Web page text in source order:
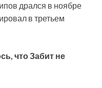
дрался в ноябре
в третьем
что Забит не